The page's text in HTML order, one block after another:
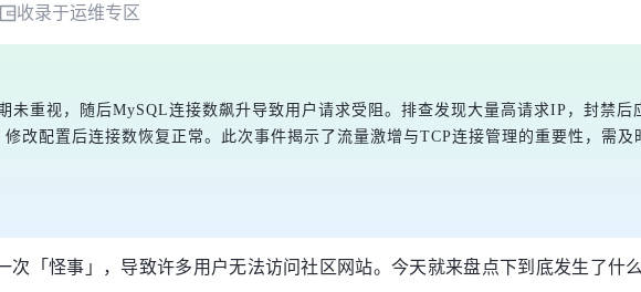
收录于运维专区
未重视，随后MySQL连接数飙升导致用户请求受阻。排查发现大量高请求IP，封禁
改配置后连接数恢复正常。此次事件揭示了流量激增与TCP连接管理的重要性，需及
次「怪事」，导致许多用户无法访问社区网站。今天就来盘点下到底发生了什么